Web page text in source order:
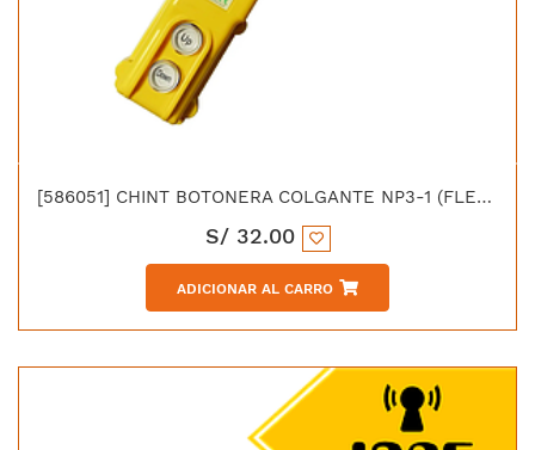
[586051] CHINT BOTONERA COLGANTE NP3-1 (FLECHA ARRIBA-ABAJO)
S/ 32.00
ADICIONAR AL CARRO